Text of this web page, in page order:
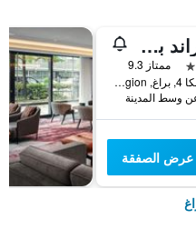
فندق غراند بوهيميا
ممتاز 9.3
كرالودفوروسكا 4, براغ, Prague Region, جمهورية التشيك
عرض الصفقة